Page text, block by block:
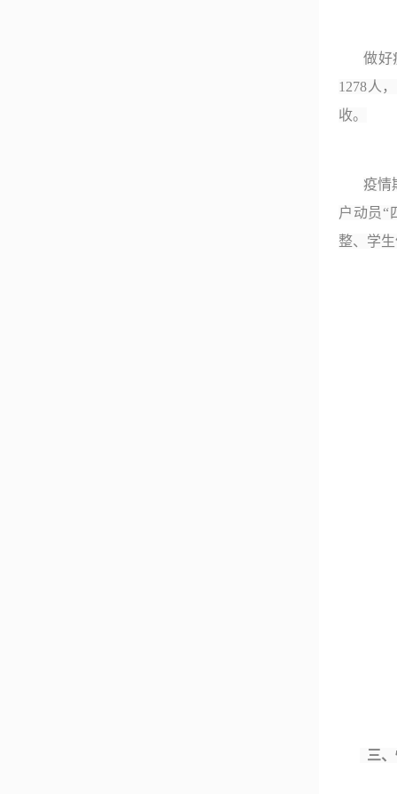
做好
1278 人
收。
疫情
户动员 “
整、学
三